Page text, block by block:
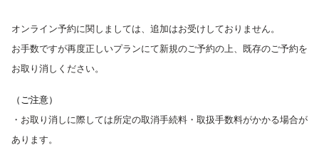
オンライン予約に関しましては、追加はお受けしておりません。
お手数ですが再度正しいプランにて新規のご予約の上、既存のご予約を
お取り消しください。
（ご注意）
・お取り消しに際しては所定の取消手続料・取扱手数料がかかる場合が
あります。